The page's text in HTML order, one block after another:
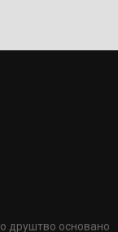
друштво основано